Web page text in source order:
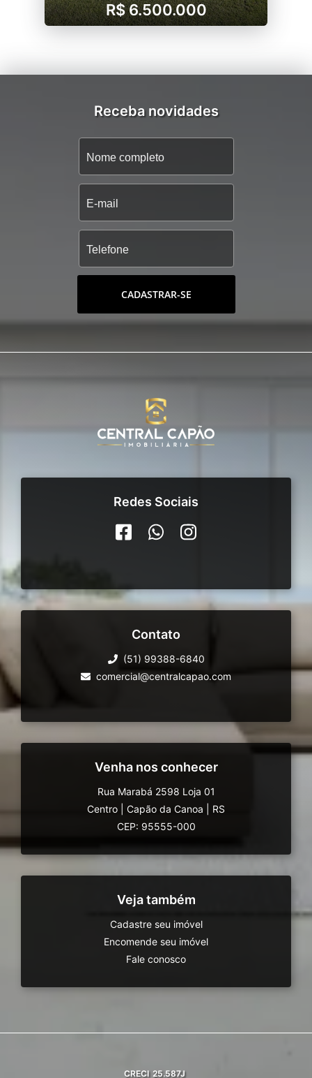
R$ 6.500.000
Receba novidades
CADASTRAR-SE
Redes Sociais
Contato
(51) 99388-6840
comercial@centralcapao.com
Venha nos conhecer
Rua Marabá 2598 Loja 01
Centro
Capão da Canoa
RS
CEP: 95555-000
Veja também
Cadastre seu imóvel
Encomende seu imóvel
Fale conosco
CRECI 25.587J